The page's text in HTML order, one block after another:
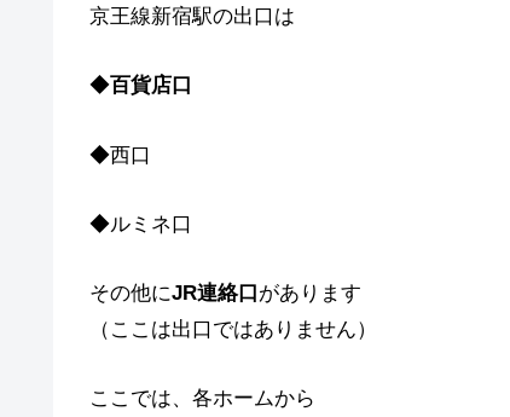
京王線新宿駅の出口は
◆百貨店口
◆西口
◆ルミネ口
その他にJR連絡口があります
（ここは出口ではありません）
ここでは、各ホームから